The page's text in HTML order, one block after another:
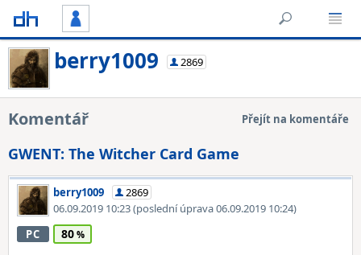
berry1009 2869
Komentář Přejít na komentáře
GWENT: The Witcher Card Game
berry1009
2869
06.09.2019 10:23(poslední úprava 06.09.2019 10:24)
PC
80